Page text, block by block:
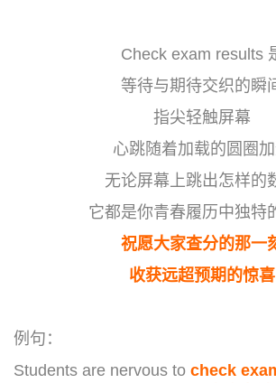
Check exam results
等待与期待交织的瞬
指尖轻触屏幕
心跳随着加载的圆圈
无论屏幕上跳出怎样的
它都是你青春履历中独特
祝愿大家查分的那一
收获远超预期的惊喜
例句：
Students are nervous to check